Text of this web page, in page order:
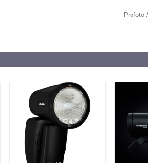
Profoto /